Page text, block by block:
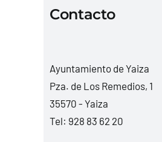
Contacto
Ayuntamiento de Yaiza
Pza. de Los Remedios, 1
35570 - Yaiza
Tel: 928 83 62 20